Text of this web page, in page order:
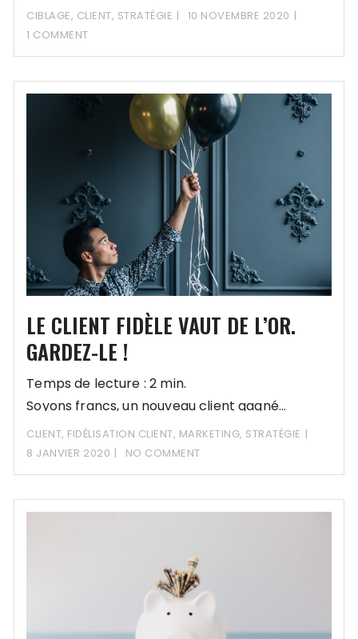
pour devenir leader de votre marché
CIBLAGE, CLIENT, STRATÉGIE
10 NOVEMBRE 2020
1 COMMENT
LE CLIENT FIDÈLE VAUT DE L’OR.
GARDEZ-LE !
Temps de lecture : 2 min.
Soyons francs, un nouveau client gagné…
CLIENT, FIDÉLISATION CLIENT, MARKETING, STRATÉGIE
8 JANVIER 2020
NO COMMENT